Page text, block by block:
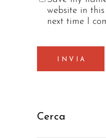
website in
next time I
INVIA
Cerca